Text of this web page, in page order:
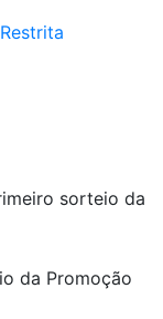
Restrita
sorteio da
da Promoção